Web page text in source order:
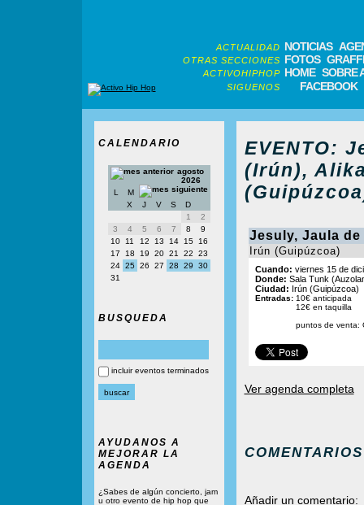
ACTUALIDAD NOTICIAS
OTRAS SECCIONES FOTOS
ACTIVOHIPHOP HOME SOBRE
SIGUENOS FACEBOOK
CALENDARIO
agosto
2026
L
M
X
J V S
D
1
2
3
4 5 6 7 8
9
10
11 12 13 14 15
16
17
18 19 20 21 22
23
24 25 26 27 28 29
30
31
BUSQUEDA
incluir eventos terminados
AYUDANOS A
MEJORAR LA
AGENDA
¿Sabes de algún concierto, jam
u otro evento de hip hop que
EVENTO:
(Irún),
Jesuly, Jaula
Irún (Guipúzcoa)
Cuando: viernes 15 de
Donde: Sala Tunk
Ciudad: Irún (Guipúzcoa)
Entradas: 10€ anticipada
12€ en taquilla
puntos de venta:
Ver agenda completa
COMENTARIOS
Añadir un comentario: